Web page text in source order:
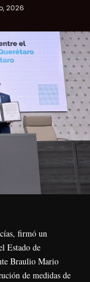
2026
firmó un
Estado de
Braulio Mario
de medidas de